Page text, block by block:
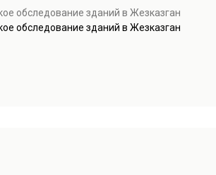
обследование зданий в Жезказган
обследование зданий в Жезказган